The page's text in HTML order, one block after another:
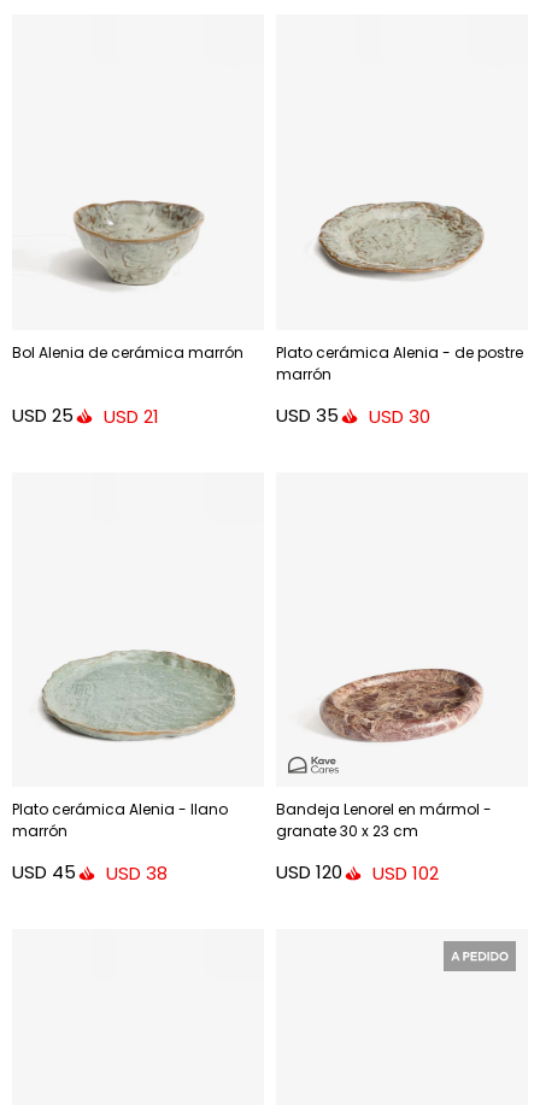
Bol Alenia de cerámica marrón
USD 25 USD 21
Plato cerámica Alenia - de postre
marrón
USD 35 USD 30
Plato cerámica Alenia - llano
marrón
USD 45 USD 38
Bandeja Lenorel en mármol -
granate 30 x 23 cm
USD 120 USD 102